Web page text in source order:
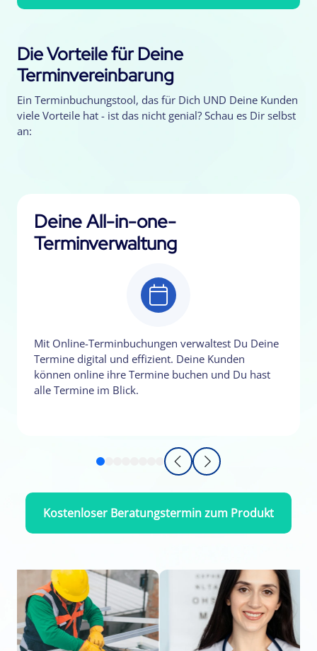
Die Vorteile für Deine
Terminvereinbarung
Ein Terminbuchungstool, das für Dich UND Deine Kunden
viele Vorteile hat - ist das nicht genial? Schau es Dir selbst
an:
Deine All-in-one-
Terminverwaltung
Mit Online-Terminbuchungen verwaltest Du Deine
Termine digital und effizient. Deine Kunden
können online ihre Termine buchen und Du hast
alle Termine im Blick.
Kostenloser Beratungstermin zum Produkt